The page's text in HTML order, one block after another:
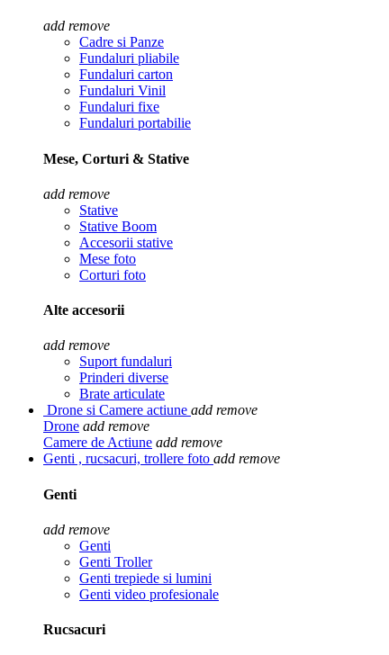
add remove
Cadre si Panze
Fundaluri pliabile
Fundaluri carton
Fundaluri Vinil
Fundaluri fixe
Fundaluri portabilie
Mese, Corturi & Stative
add remove
Stative
Stative Boom
Accesorii stative
Mese foto
Corturi foto
Alte accesorii
add remove
Suport fundaluri
Prinderi diverse
Brate articulate
Drone si Camere actiune add remove
Drone add remove
Camere de Actiune add remove
Genti , rucsacuri, trollere foto add remove
Genti
add remove
Genti
Genti Troller
Genti trepiede si lumini
Genti video profesionale
Rucsacuri